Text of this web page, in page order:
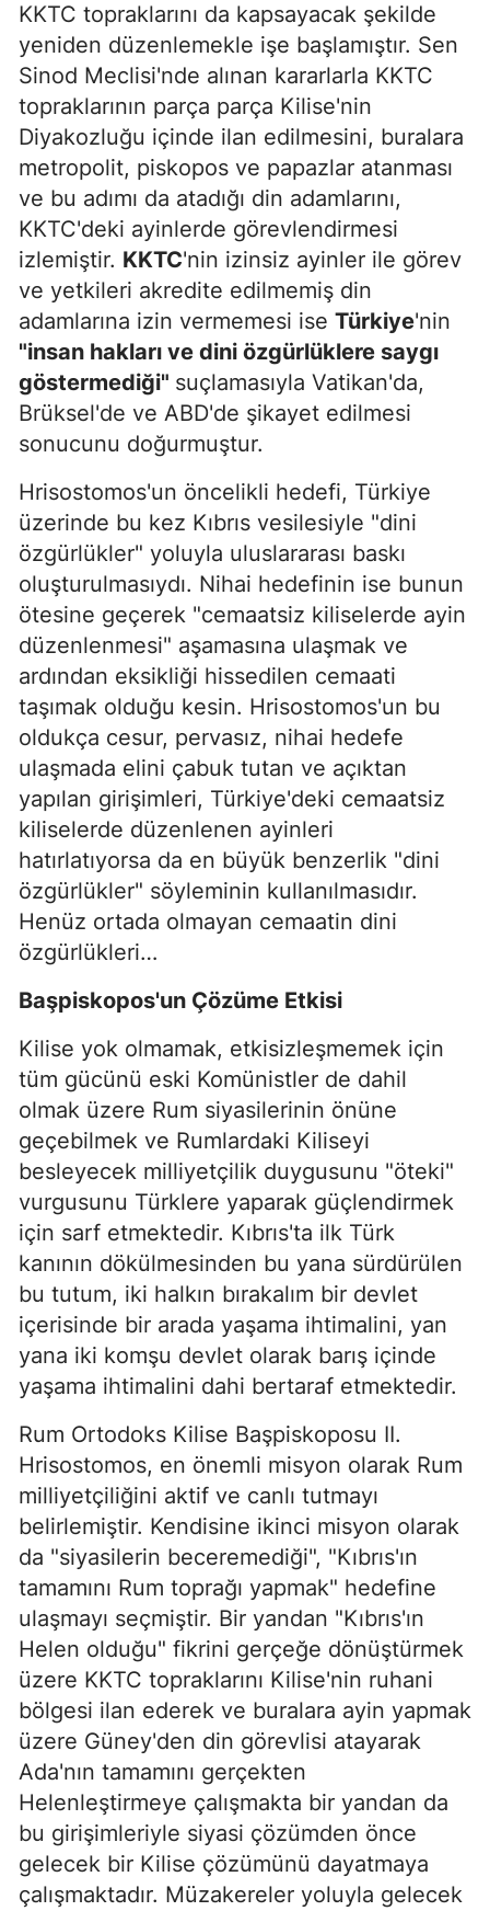
KKTC topraklarını da kapsayacak şekilde
yeniden düzenlemekle işe başlamıştır. Sen
Sinod Meclisi'nde alınan kararlarla KKTC
topraklarının parça parça Kilise'nin
Diyakozluğu içinde ilan edilmesini, buralara
metropolit, piskopos ve papazlar atanması
ve bu adımı da atadığı din adamlarını,
KKTC'deki ayinlerde görevlendirmesi
izlemiştir. KKTC'nin izinsiz ayinler ile görev
ve yetkileri akredite edilmemiş din
adamlarına izin vermemesi ise Türkiye'nin
"insan hakları ve dini özgürlüklere saygı
göstermediği" suçlamasıyla Vatikan'da,
Brüksel'de ve ABD'de şikayet edilmesi
sonucunu doğurmuştur.
Hrisostomos'un öncelikli hedefi, Türkiye
üzerinde bu kez Kıbrıs vesilesiyle "dini
özgürlükler" yoluyla uluslararası baskı
oluşturulmasıydı. Nihai hedefinin ise bunun
ötesine geçerek "cemaatsiz kiliselerde ayin
düzenlenmesi" aşamasına ulaşmak ve
ardından eksikliği hissedilen cemaati
taşımak olduğu kesin. Hrisostomos'un bu
oldukça cesur, pervasız, nihai hedefe
ulaşmada elini çabuk tutan ve açıktan
yapılan girişimleri, Türkiye'deki cemaatsiz
kiliselerde düzenlenen ayinleri
hatırlatıyorsa da en büyük benzerlik "dini
özgürlükler" söyleminin kullanılmasıdır.
Henüz ortada olmayan cemaatin dini
özgürlükleri…
Başpiskopos'un Çözüme Etkisi
Kilise yok olmamak, etkisizleşmemek için
tüm gücünü eski Komünistler de dahil
olmak üzere Rum siyasilerinin önüne
geçebilmek ve Rumlardaki Kiliseyi
besleyecek milliyetçilik duygusunu "öteki"
vurgusunu Türklere yaparak güçlendirmek
için sarf etmektedir. Kıbrıs'ta ilk Türk
kanının dökülmesinden bu yana sürdürülen
bu tutum, iki halkın bırakalım bir devlet
içerisinde bir arada yaşama ihtimalini, yan
yana iki komşu devlet olarak barış içinde
yaşama ihtimalini dahi bertaraf etmektedir.
Rum Ortodoks Kilise Başpiskoposu II.
Hrisostomos, en önemli misyon olarak Rum
milliyetçiliğini aktif ve canlı tutmayı
belirlemiştir. Kendisine ikinci misyon olarak
da "siyasilerin beceremediği", "Kıbrıs'ın
tamamını Rum toprağı yapmak" hedefine
ulaşmayı seçmiştir. Bir yandan "Kıbrıs'ın
Helen olduğu" fikrini gerçeğe dönüştürmek
üzere KKTC topraklarını Kilise'nin ruhani
bölgesi ilan ederek ve buralara ayin yapmak
üzere Güney'den din görevlisi atayarak
Ada'nın tamamını gerçekten
Helenleştirmeye çalışmakta bir yandan da
bu girişimleriyle siyasi çözümden önce
gelecek bir Kilise çözümünü dayatmaya
çalışmaktadır. Müzakereler yoluyla gelecek